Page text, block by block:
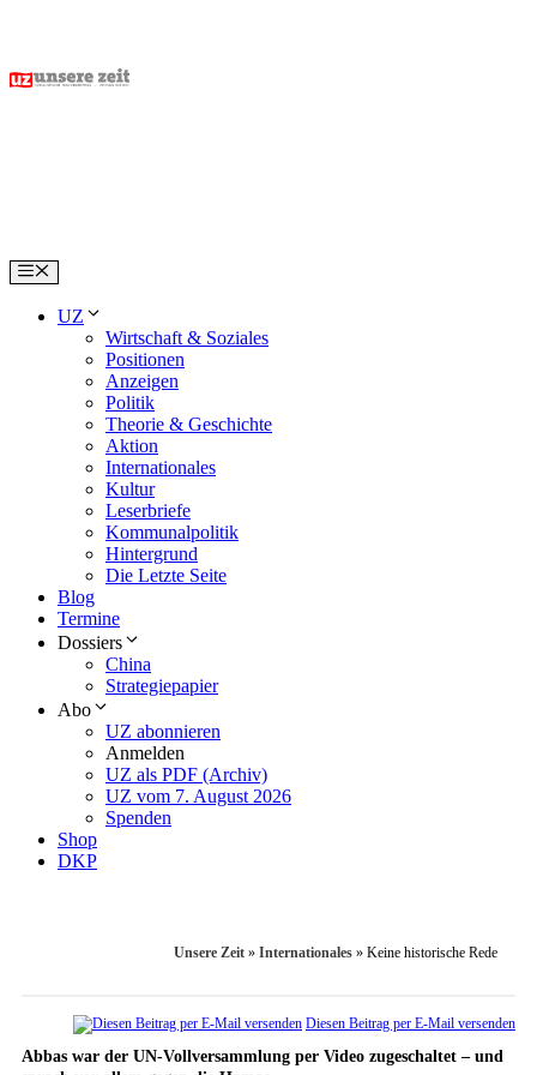
content
Menu
UZ
Wirtschaft & Soziales
Positionen
Anzeigen
Politik
Theorie & Geschichte
Aktion
Internationales
Kultur
Leserbriefe
Kommunalpolitik
Hintergrund
Die Letzte Seite
Blog
Termine
Dossiers
China
Strategiepapier
Abo
UZ abonnieren
Anmelden
UZ als PDF (Archiv)
UZ vom 7. August 2026
Spenden
Shop
DKP
Unsere Zeit » Internationales » Keine historische Rede
Diesen Beitrag per E-Mail versenden
Abbas war der UN-Vollversammlung per Video zugeschaltet – und